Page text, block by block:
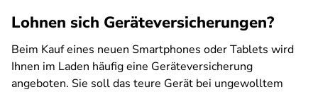
Lohnen sich Geräteversicherungen?
Beim Kauf eines neuen Smartphones oder Tablets wird
Ihnen im Laden häufig eine Geräteversicherung
angeboten. Sie soll das teure Gerät bei ungewolltem